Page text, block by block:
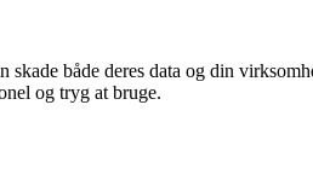
både deres data og din
og tryg at bruge.